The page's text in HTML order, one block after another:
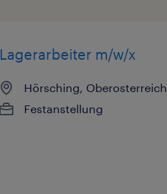
Lagerarbeiter m/w/x
Hörsching, Oberosterreich
Festanstellung